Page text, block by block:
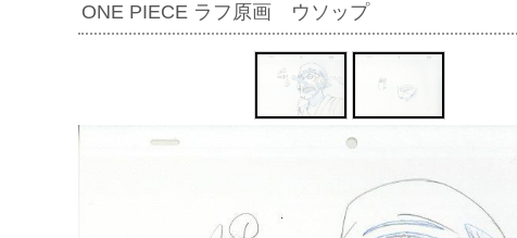
ONE PIECE ラフ原画 ウソップ